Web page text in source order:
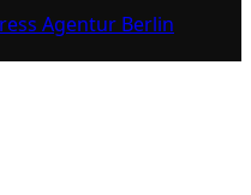
Agentur Berlin